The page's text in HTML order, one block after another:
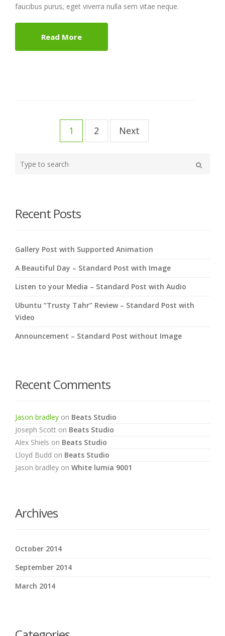
faucibus purus, eget viverra nulla sem vitae neque.
Read More
navigation
1 2 Next
your
Recent Posts
Gallery Post with Supported Animation
A Beautiful Day – Standard Post with Image
Listen to your Media – Standard Post with Audio
Ubuntu “Trusty Tahr” Review – Standard Post with
Video
Announcement – Standard Post without Image
Recent Comments
Jason bradley on Beats Studio
Joseph Scott on Beats Studio
Alex Shiels on Beats Studio
Lloyd Budd on Beats Studio
Jason bradley on White lumia 9001
Archives
October 2014
September 2014
March 2014